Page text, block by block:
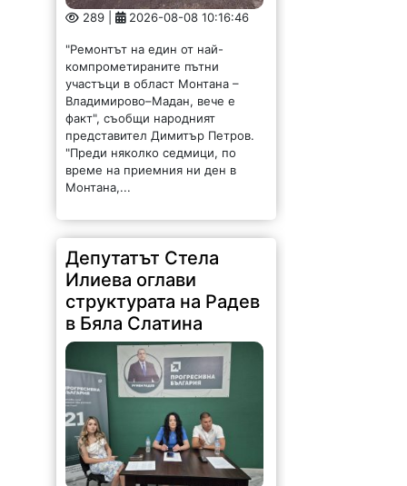
289 | 2026-08-08 10:16:46
"Ремонтът на един от най-
компрометираните пътни
участъци в област Монтана –
Владимирово–Мадан, вече е
факт", съобщи народният
представител Димитър Петров.
"Преди няколко седмици, по
време на приемния ни ден в
Монтана,...
Депутатът Стела
Илиева оглави
структурата на Радев
в Бяла Слатина